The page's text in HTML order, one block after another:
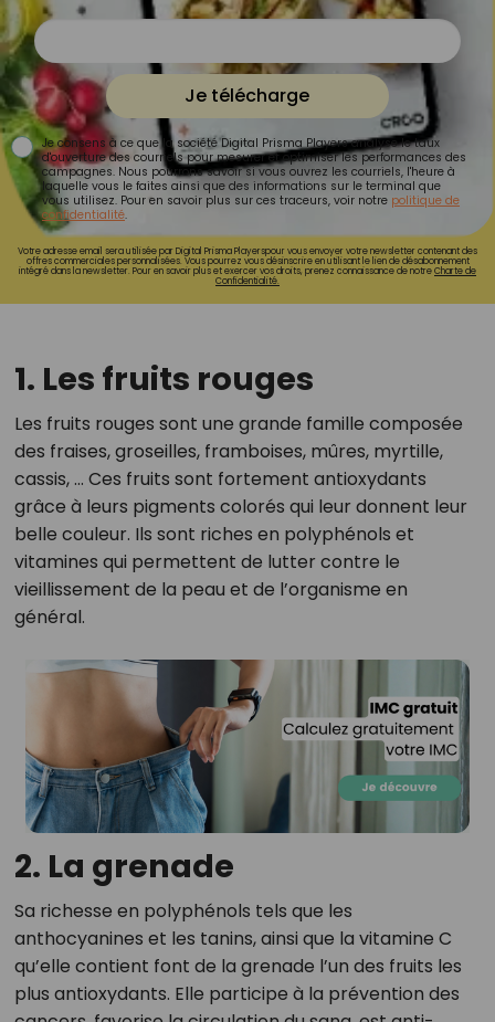
Je télécharge
Je consens à ce que la société Digital Prisma Players analyse le taux
d'ouverture des courriels pour mesurer et optimiser les performances des
campagnes. Nous pourrons savoir si vous ouvrez les courriels, l'heure à
laquelle vous le faites ainsi que des informations sur le terminal que
vous utilisez. Pour en savoir plus sur ces traceurs, voir notre politique de
confidentialité.
Votre adresse email sera utilisée par Digital Prisma Playerspour vous envoyer votre newsletter contenant des
offres commerciales personnalisées. Vous pourrez vous désinscrire en utilisant le lien de désabonnement
intégré dans la newsletter. Pour en savoir plus et exercer vos droits, prenez connaissance de notreCharte de
Confidentialité.
1. Les fruits rouges
Les fruits rouges sont une grande famille composée
des fraises, groseilles, framboises, mûres, myrtille,
cassis, … Ces fruits sont fortement antioxydants
grâce à leurs pigments colorés qui leur donnent leur
belle couleur. Ils sont riches en polyphénols et
vitamines qui permettent de lutter contre le
vieillissement de la peau et de l’organisme en
général.
2. La grenade
Sa richesse en polyphénols tels que les
anthocyanines et les tanins, ainsi que la vitamine C
qu’elle contient font de la grenade l’un des fruits les
plus antioxydants. Elle participe à la prévention des